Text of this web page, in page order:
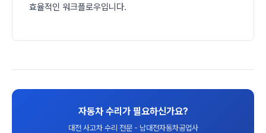
효율적인 워크플로우입니다.
자동차 수리가 필요하신가요?
대전 사고차 수리 전문 - 남대전자동차공업사